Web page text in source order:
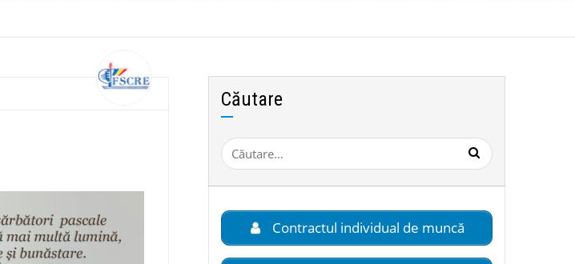
Căutare
Caută
după:
Contractul individual de muncă